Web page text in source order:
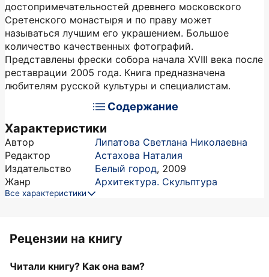
достопримечательностей древнего московского
Сретенского монастыря и по праву может
называться лучшим его украшением. Большое
количество качественных фотографий.
Представлены фрески собора начала XVIII века после
реставрации 2005 года. Книга предназначена
любителям русской культуры и специалистам.
Содержание
Характеристики
Автор
Липатова Светлана Николаевна
Редактор
Астахова Наталия
Издательство
Белый город, 2009
Жанр
Архитектура. Скульптура
Все характеристики
Рецензии на книгу
Читали книгу? Как она вам?